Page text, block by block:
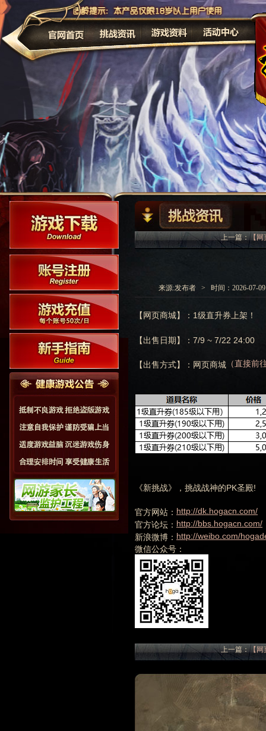
公告
上一篇：【网
来源:发布者 > 时间：2026-07-09
【网页商城】：1级直升券上架！
【出售日期】：7/9 ~ 7/22 24:00
【出售方式】：网页商城 （直接前
《新挑战》，挑战战神的PK圣殿!
官方网站： http://dk.hogacn.com/
官方论坛： http://bbs.hogacn.com/
新浪微博： http://weibo.com/
微信公众号：
上一篇：【网